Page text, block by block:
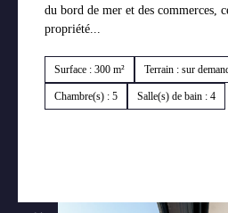
du bord de mer et des commerces,
propriété...
Surface : 300 m² Terrain : sur
Chambre(s) : 5 Salle(s) de bain : 4